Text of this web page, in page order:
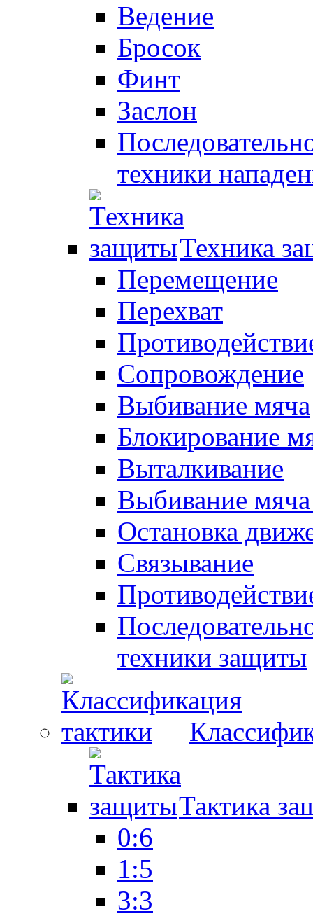
Ведение
Бросок
Финт
Заслон
техники
Техника
Перемещение
Перехват
Сопровождение
Выбивание мяча
Блокирование
Выталкивание
Выбивание
Остановка
Связывание
техники защиты
Тактика
0:6
1:5
3:3